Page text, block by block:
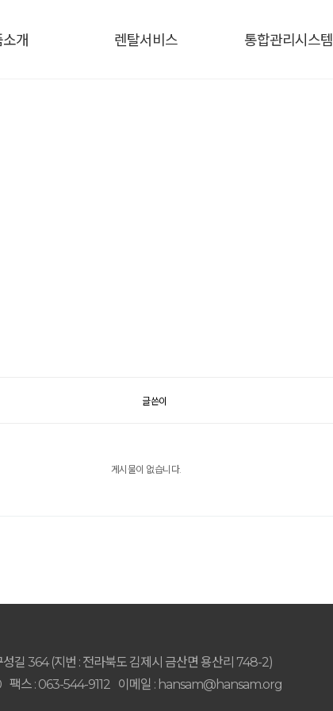
개 렌탈서비스 통합관리시스템
글쓴이
게시물이 없습니다.
길 364 (지번 : 전라북도 김제시 금산면 용산리 748-2)
팩스 : 063-544-9112 이메일 : hansam@hansam.org